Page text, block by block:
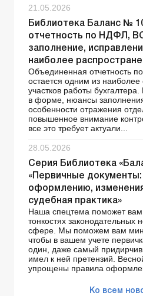
21.05.2026
Библиотека Баланс №
отчетность по НДФЛ,
заполнение,
наиболее
Объединенная отчетность
остается одним из
участков работы
в форме, нюансы
особенности отражения
повышенное внимание
все это требует актуали...
28.05.2026
Серия Библиотека
«Первичные
оформлению,
судебная практика»
Наша спецтема поможет вам
тонкостях законодательных
сфере. Мы поможем вам
чтобы в вашем учете
один, даже самый
имел к ней претензий.
упрощены правила
Ко всем